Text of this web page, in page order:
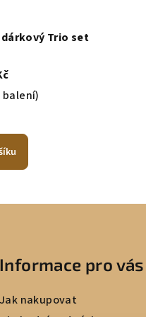
dárkový Trio set
balení)
Informace pro vás
Jak nakupovat